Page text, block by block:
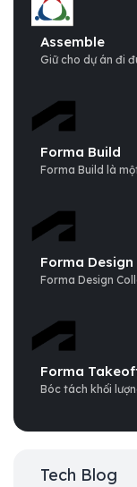
Assemble
Giữ cho dự án đi
Forma Build
Forma Build là
Forma
Forma Design
Forma
Bóc tách khối
Tech Blog